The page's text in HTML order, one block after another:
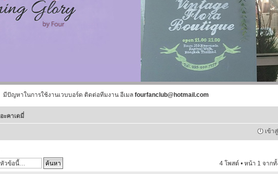
มีปัญหาในการใช้งานเวบบอร์ด ติดต่อทีมงาน อีเมล fourfanclub@hotmail.com
อะคาเดมี่
เข้า
4 โพสต์ • หน้า 1 จาก